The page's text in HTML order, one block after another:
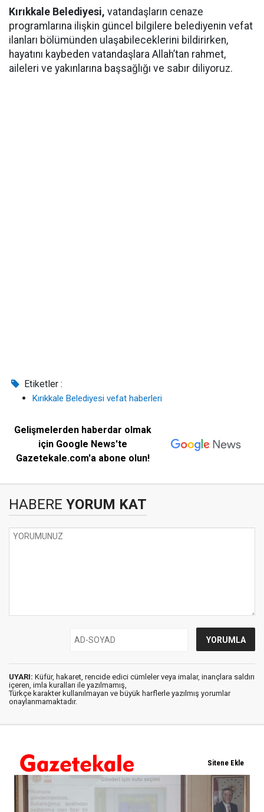
Kırıkkale Belediyesi, vatandaşların cenaze
programlarına ilişkin güncel bilgilere belediyenin vefat
ilanları bölümünden ulaşabileceklerini bildirirken,
hayatını kaybeden vatandaşlara Allah’tan rahmet,
aileleri ve yakınlarına başsağlığı ve sabır diliyoruz.
Etiketler :
Kırıkkale Belediyesi vefat haberleri
Gelişmelerden haberdar olmak
için Google News'te
Gazetekale.com'a abone olun!
HABERE YORUM KAT
UYARI: Küfür, hakaret, rencide edici cümleler veya imalar, inançlara saldırı
içeren, imla kuralları ile yazılmamış,
Türkçe karakter kullanılmayan ve büyük harflerle yazılmış yorumlar
onaylanmamaktadır.